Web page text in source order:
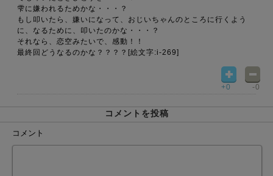
雫に嫌われるためかな・・・？
もし叩いたら、嫌いになって、おじいちゃんのところに行くよう
に、なるために、叩いたのかな・・・？
それなら、恋空みたいで、感動！！
最終回どうなるのかな？？？？[絵文字:i-269]
+0 -0
コメントを投稿
コメント